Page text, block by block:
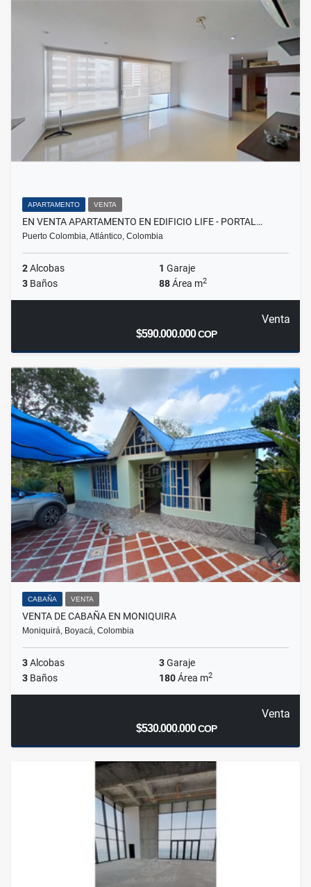
APARTAMENTO VENTA
EN VENTA APARTAMENTO EN EDIFICIO LIFE - PORTAL…
Puerto Colombia, Atlántico, Colombia
2Alcobas 1 Garaje
3 Baños 88Área m2
Venta
$590.000.000COP
CABAÑA VENTA
VENTA DE CABAÑA EN MONIQUIRA
Moniquirá, Boyacá, Colombia
3Alcobas 3Garaje
3 Baños 180Área m2
Venta
$530.000.000COP